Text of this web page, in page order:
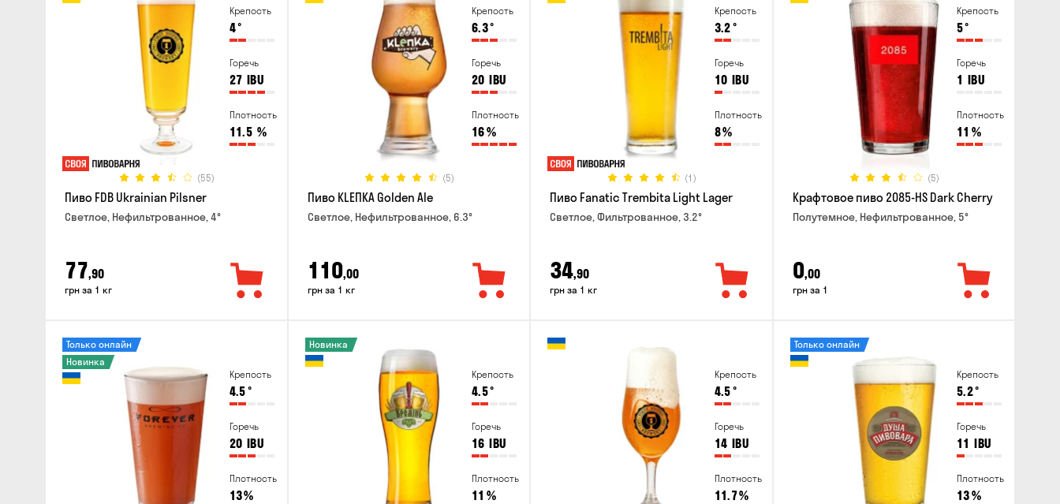
Крепость
4°
Горечь
27 IBU
Плотность
11.5 %
(55)
Пиво FDB Ukrainian Pilsner
Светлое, Нефильтрованное, 4°
77,90
грн за 1 кг
Крепость
6.3°
Горечь
20 IBU
Плотность
16%
(5)
Пиво KLEПКА Golden Ale
Светлое, Нефильтрованное, 6.3°
110,00
грн за 1 кг
Крепость
3.2°
Горечь
10 IBU
Плотность
8%
(1)
Пиво Fanatic Trembita Light Lager
Светлое, Фильтрованное, 3.2°
34,90
грн за 1 кг
Крепость
5°
Горечь
1 IBU
Плотность
11 %
(5)
Крафтовое пиво 2085-HS Dark Cherry
Полутемное, Нефильтрованное, 5°
0,00
грн за 1
Крепость
4.5°
Горечь
20 IBU
Плотность
13%
Только онлайн
Новинка
Крепость
4.5°
Горечь
16 IBU
Плотность
11 %
Новинка
Крепость
4.5°
Горечь
14 IBU
Плотность
11.7%
Крепость
5.2°
Горечь
11 IBU
Плотность
13%
Только онлайн